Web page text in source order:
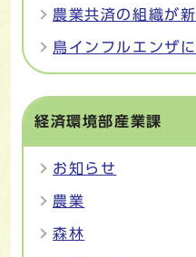
農業共済の組織が
鳥インフルエンザ
経済環境部産業課
お知らせ
農業
森林